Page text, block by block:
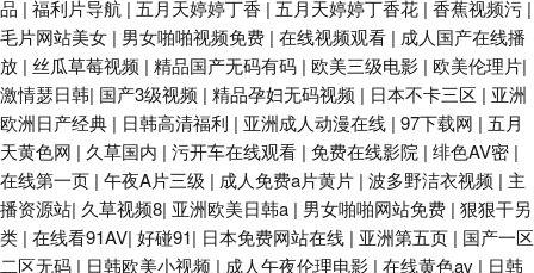
品 | 福利片导航 | 五月天婷婷丁香 | 五月天婷婷丁香花 | 香蕉视频污 |
毛片网站美女 | 男女啪啪视频免费 | 在线视频观看 | 成人国产在线播
放 | 丝瓜草莓视频 | 精品国产无码有码 | 欧美三级电影 | 欧美伦理片|
激情瑟日韩| 国产3级视频 | 精品孕妇无码视频 | 日本不卡三区 | 亚洲
欧洲日产经典 | 日韩高清福利 | 亚洲成人动漫在线 | 97下载网 | 五月
天黄色网 | 久草国内 | 污开车在线观看 | 免费在线影院 | 绯色AV密 |
在线第一页 | 午夜A片三级 | 成人免费a片黄片 | 波多野洁衣视频 | 主
播资源站| 久草视频8| 亚洲欧美日韩a | 男女啪啪网站免费 | 狠狠干另
类 | 在线看91AV| 好碰91| 日本免费网站在线 | 亚洲第五页 | 国产一区
二区无码 | 日韩欧美小视频 | 成人午夜伦理电影 | 在线黄色av | 日韩